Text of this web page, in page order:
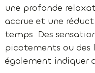
une profonde
accrue et une
temps. Des
picotements ou des
également indiquer